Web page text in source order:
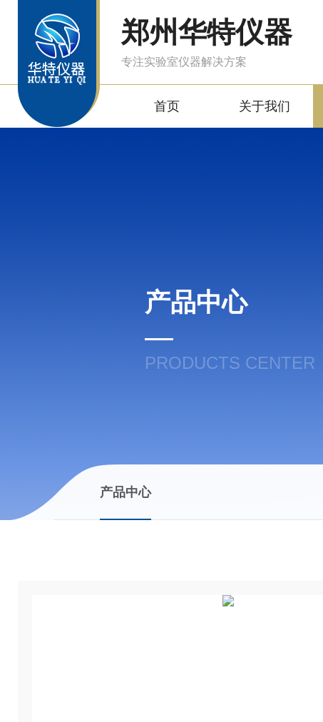
郑州华特仪器
专注实验室仪器解决方案
首页 关于我们
产品中心
PRODUCTS CENTER
产品中心